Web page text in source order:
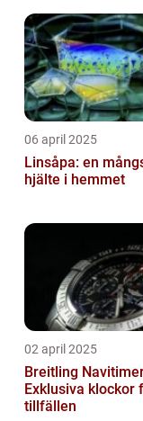
06 april 2025
Linsåpa: en
hjälte i hemmet
02 april 2025
Breitling
Exklusiva klockor
tillfällen